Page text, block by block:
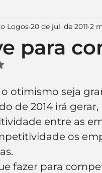
Email marketing
Mascotes Slogan
para
Logos 20 de jul. de 2011 2
com NaN de 5 estrelas.
otimismo seja
de 2014 irá
entre as
os
fazer para